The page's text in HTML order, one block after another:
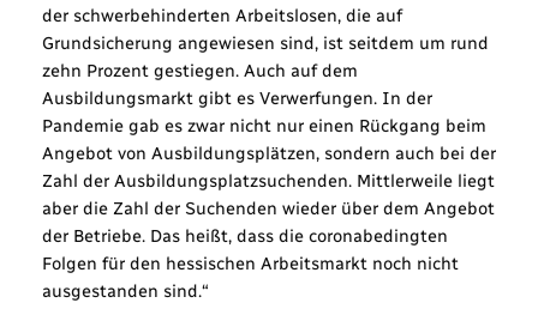
der schwerbehinderten Arbeitslosen, die auf
Grundsicherung angewiesen sind, ist seitdem um rund
zehn Prozent gestiegen. Auch auf dem
Ausbildungsmarkt gibt es Verwerfungen. In der
Pandemie gab es zwar nicht nur einen Rückgang beim
Angebot von Ausbildungsplätzen, sondern auch bei der
Zahl der Ausbildungsplatzsuchenden. Mittlerweile liegt
aber die Zahl der Suchenden wieder über dem Angebot
der Betriebe. Das heißt, dass die coronabedingten
Folgen für den hessischen Arbeitsmarkt noch nicht
ausgestanden sind.“